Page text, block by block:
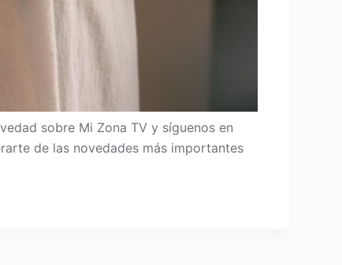
sobre Mi Zona TV y síguenos en
de las novedades más importantes